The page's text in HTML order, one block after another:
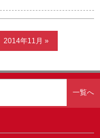
2014年11月 »
一覧へ